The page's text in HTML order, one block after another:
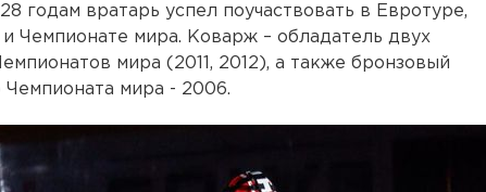
годам вратарь успел поучаствовать в Евротуре,
Чемпионате мира. Коварж – обладатель двух
мира (2011, 2012), а также бронзовый
мира - 2006.